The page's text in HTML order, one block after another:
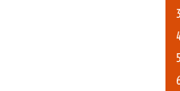
3
5